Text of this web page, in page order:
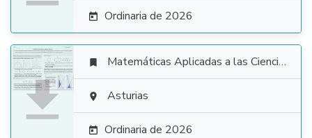
 Ordinaria de 2026

 Matemáticas Aplicadas a las Ciencias Sociales
 Asturias
 Ordinaria de 2026